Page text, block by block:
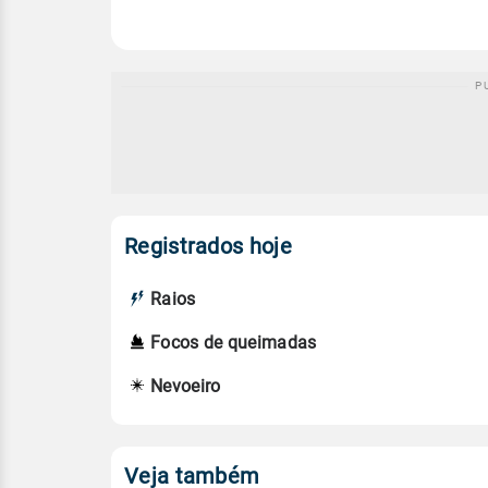
Registrados hoje
Raios
Focos de queimadas
Nevoeiro
Veja também